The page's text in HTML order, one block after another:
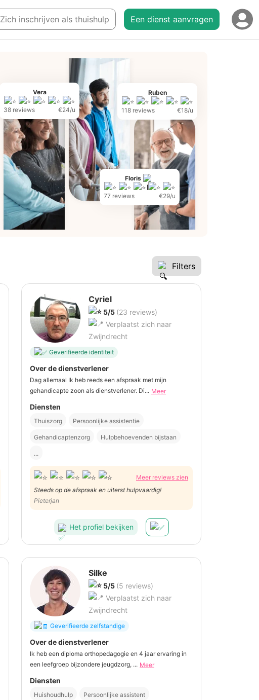
Zich inschrijven als thuishulp Een dienst aanvragen
Vera
38 reviews €24/u
Floris
77 reviews €29/u
Ruben
118 reviews €18/u
Filters
Cyriel
5/5 (23 reviews)
Verplaatst zich naar
Zwijndrecht
Geverifieerde identiteit
Over de dienstverlener
Dag allemaal Ik heb reeds een afspraak met mijn
gehandicapte zoon als dienstverlener. Di... Meer
Diensten
Thuiszorg Persoonlijke assistentie
Gehandicaptenzorg Hulpbehoevenden bijstaan
...
Meer reviews zien
Steeds op de afspraak en uiterst hulpvaardig!
Pieterjan
Het profiel bekijken
Silke
5/5 (5 reviews)
Verplaatst zich naar
Zwijndrecht
Geverifieerde zelfstandige
Over de dienstverlener
Ik heb een diploma orthopedagogie en 4 jaar ervaring in
een leefgroep bijzondere jeugdzorg, ... Meer
Diensten
Huishoudhulp Persoonlijke assistent